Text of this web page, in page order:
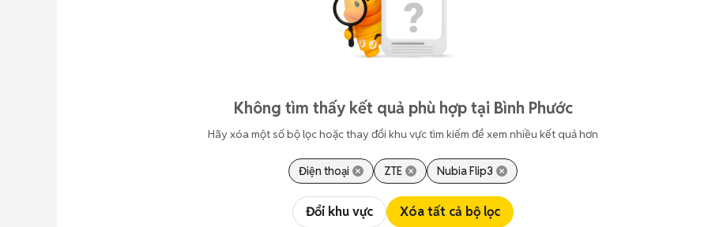
Không tìm thấy kết quả phù hợp tại Bình Phước
Hãy xóa một số bộ lọc hoặc thay đổi khu vực tìm kiếm để xem nhiều kết quả hơn
Điện thoại ZTE Nubia Flip3
Đổi khu vực Xóa tất cả bộ lọc